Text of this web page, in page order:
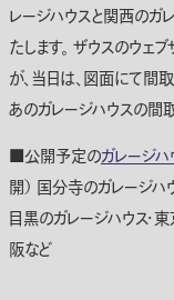
レージハウスと関西のガ
たします。 ザウスのウェ
が、当日は、図面にて間
あのガレージハウスの間
■公開予定のガレージハ
開） 国分寺のガレージハ
目黒のガレージハウス・
阪など